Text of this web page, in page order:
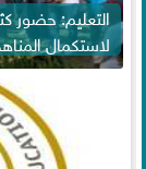
التعليم: حضور
لاستكمال